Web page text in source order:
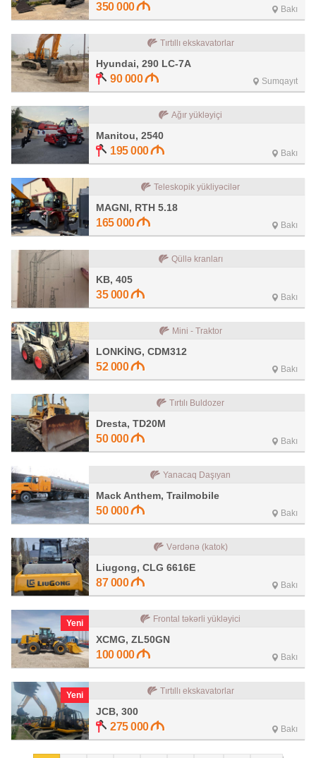
350 000 Bakı
Tırtıllı ekskavatorlar
Hyundai, 290 LC-7A
90 000 Sumqayıt
Ağır yükləyiçi
Manitou, 2540
195 000 Bakı
Teleskopik yükliyəcilər
MAGNI, RTH 5.18
165 000 Bakı
Qüllə kranları
KB, 405
35 000 Bakı
Mini - Traktor
LONKİNG, CDM312
52 000 Bakı
Tırtılı Buldozer
Dresta, TD20M
50 000 Bakı
Yanacaq Daşıyan
Mack Anthem, Trailmobile
50 000 Bakı
Vərdənə (katok)
Liugong, CLG 6616E
87 000 Bakı
Yeni Frontal təkərli yükləyici
XCMG, ZL50GN
100 000 Bakı
Yeni Tırtıllı ekskavatorlar
JCB, 300
275 000 Bakı